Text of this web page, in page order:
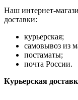
Наш интернет-
доставки:
курьерская;
самовывоз из
постаматы;
почта России.
Курьерская